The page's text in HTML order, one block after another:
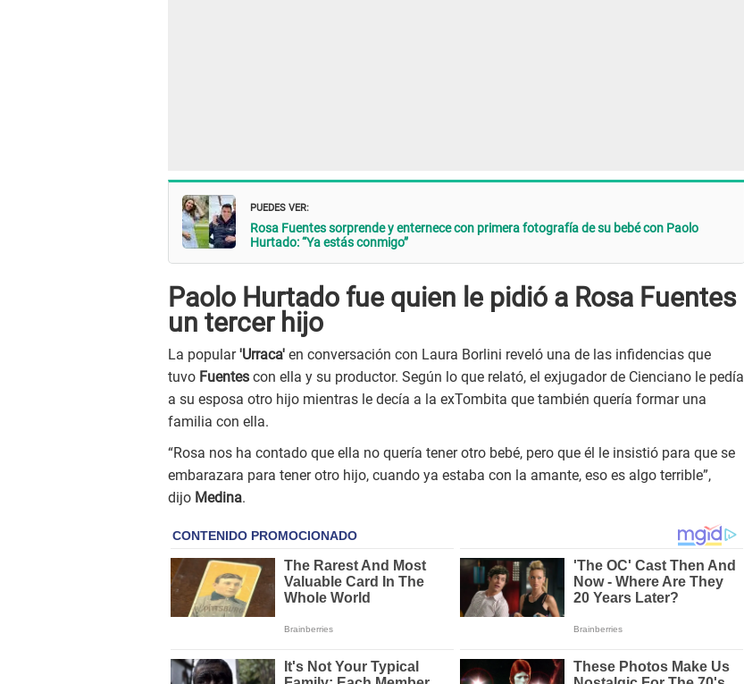
PUEDES VER:
Rosa Fuentes sorprende y enternece con primera fotografía de su bebé con Paolo
Hurtado: “Ya estás conmigo”
Paolo Hurtado fue quien le pidió a Rosa Fuentes
un tercer hijo
La popular'Urraca' en conversación con Laura Borlini reveló una de las infidencias que
tuvo Fuentes con ella y su productor. Según lo que relató, el exjugador de Cienciano le pedía
a su esposa otro hijo mientras le decía a la exTombita que también quería formar una
familia con ella.
“Rosa nos ha contado que ella no quería tener otro bebé, pero que él le insistió para que se
embarazara para tener otro hijo, cuando ya estaba con la amante, eso es algo terrible”,
dijo Medina.